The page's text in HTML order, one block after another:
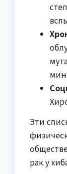
Эти
рак у